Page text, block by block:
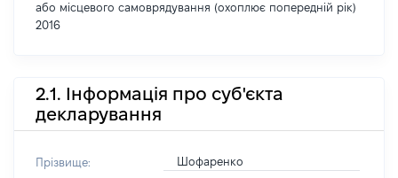
або місцевого самоврядування (охоплює попередній рік)
2016
2.1. Інформація про суб'єкта
декларування
Прізвище: Шофаренко